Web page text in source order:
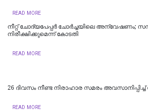
READ MORE
നീറ്റ് ചോദ്യപേപ്പര്‍ ചോര്‍ച്ചയിലെ അന്വേഷണം;
നിരീക്ഷിക്കുമെന്ന് കോടതി
READ MORE
26 ദിവസം നീണ്ട നിരാഹാര സമരം
READ MORE